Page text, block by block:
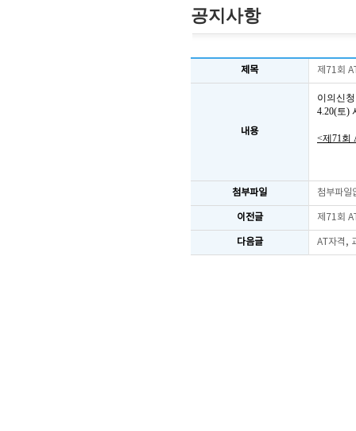
공지사항
제목 제71회
내용
이의신
4.20(토)
<제71회
첨부파일 첨부파일
이전글 제71회
다음글 AT자격,